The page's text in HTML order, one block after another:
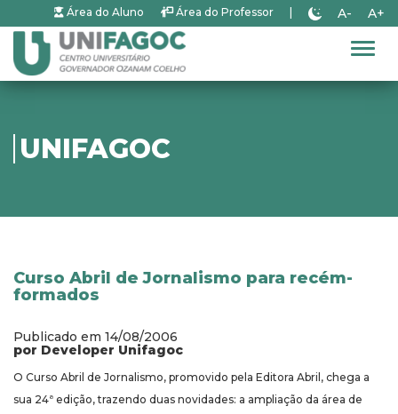
Área do Aluno Área do Professor A- A+
UNIFAGOC
Curso Abril de Jornalismo para recém-
formados
Publicado em 14/08/2006
por Developer Unifagoc
O Curso Abril de Jornalismo, promovido pela Editora Abril, chega a
sua 24ª edição, trazendo duas novidades: a ampliação da área de